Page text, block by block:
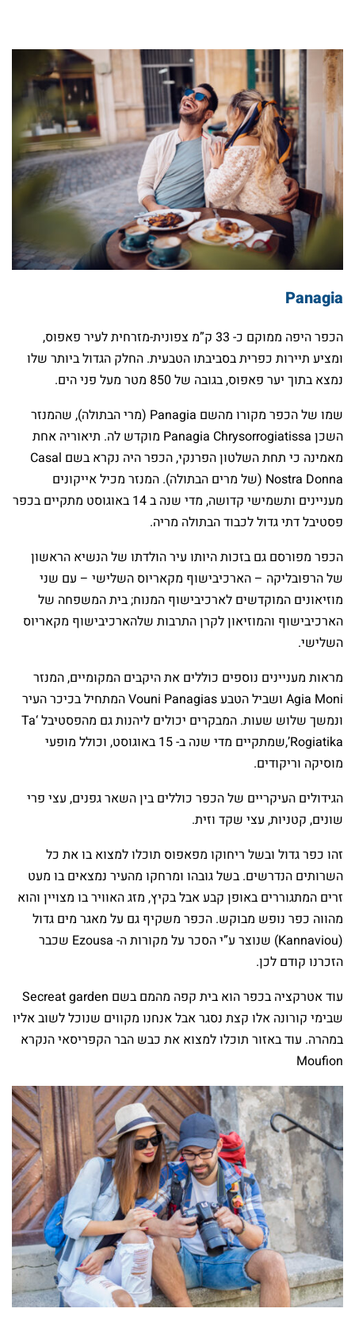
Panagia
הכפר היפה ממוקם כ- 33 ק”מ צפונית-מזרחית לעיר פאפוס,
ומציע תיירות כפרית בסביבתו הטבעית. החלק הגדול ביותר שלו
נמצא בתוך יער פאפוס, בגובה של 850 מטר מעל פני הים.
שמו של הכפר מקורו מהשם Panagia (מרי הבתולה), שהמנזר
השכן Panagia Chrysorrogiatissa מוקדש לה. תיאוריה אחת
מאמינה כי תחת השלטון הפרנקי, הכפר היה נקרא בשם Casal
Nostra Donna (של מרים הבתולה). המנזר מכיל אייקונים
מעניינים ותשמישי קדושה, מדי שנה ב 14 באוגוסט מתקיים בכפר
פסטיבל דתי גדול לכבוד הבתולה מריה.
הכפר מפורסם גם בזכות היותו עיר הולדתו של הנשיא הראשון
של הרפובליקה – הארכיבישוף מקאריוס השלישי – עם שני
מוזיאונים המוקדשים לארכיבישוף המנוח; בית המשפחה של
הארכיבישוף והמוזיאון לקרן התרבות שלהארכיבישוף מקאריוס
השלישי.
מראות מעניינים נוספים כוללים את היקבים המקומיים, המנזר
Agia Moni ושביל הטבע Vouni Panagias המתחיל בכיכר העיר
ונמשך שלוש שעות. המבקרים יכולים ליהנות גם מהפסטיבל ‘Ta
Rogiatika’,שמתקיים מדי שנה ב- 15 באוגוסט, וכולל מופעי
מוסיקה וריקודים.
הגידולים העיקריים של הכפר כוללים בין השאר גפנים, עצי פרי
שונים, קטניות, עצי שקד וזית.
זהו כפר גדול ובשל ריחוקו מפאפוס תוכלו למצוא בו את כל
השרותים הנדרשים. בשל גובהו ומרחקו מהעיר נמצאים בו מעט
זרים המתגוררים באופן קבע אבל בקיץ, מזג האוויר בו מצויין והוא
מהווה כפר נופש מבוקש. הכפר משקיף גם על מאגר מים גדול
(Kannaviou) שנוצר ע”י הסכר על מקורות ה- Ezousa שכבר
הזכרנו קודם לכן.
עוד אטרקציה בכפר הוא בית קפה מהמם בשם Secreat garden
שבימי קורונה אלו קצת נסגר אבל אנחנו מקווים שנוכל לשוב אליו
במהרה. עוד באזור תוכלו למצוא את כבש הבר הקפריסאי הנקרא
Moufion